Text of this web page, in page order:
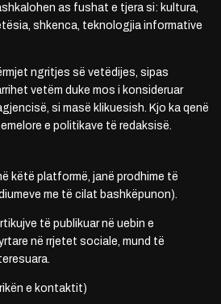
as fushat e tjera si: kultura,
shkenca, teknologjia informative
ngritjes së vetëdijes, sipas
vetëm duke mos i konsideruar
si masë klikuesish. Kjo ka qenë
e politikave të redaksisë.
këtë platformë, janë prodhime të
me të cilat bashkëpunon).
të publikuar në uebin e
në rrjetet sociale, mund të
e kontaktit)